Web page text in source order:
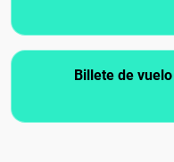
Billete de